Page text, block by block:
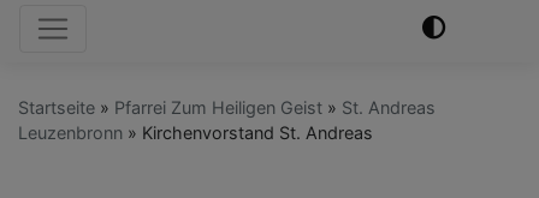
Hauptnavigation
Startseite Pfarrei Zum Heiligen Geist
St. Andreas
Leuzenbronn
Kirchenvorstand St. Andreas